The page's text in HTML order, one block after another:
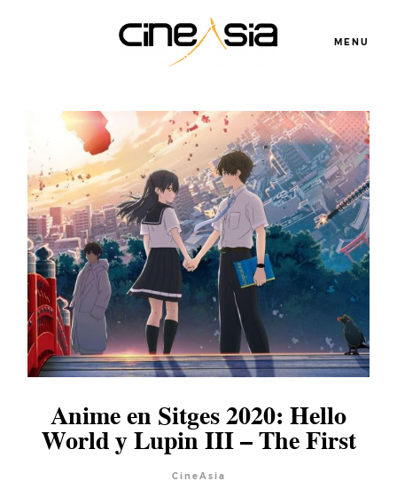
MENU
Anime en Sitges 2020: Hello
World y Lupin III – The First
CineAsia
Servicios
Cursos
Equipo
Agenda